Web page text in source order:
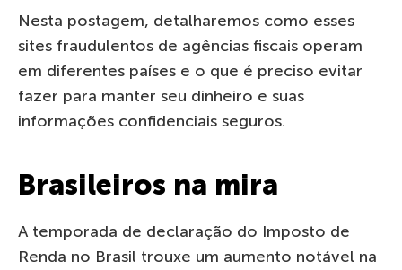
Nesta postagem, detalharemos como esses
sites fraudulentos de agências fiscais operam
em diferentes países e o que é preciso evitar
fazer para manter seu dinheiro e suas
informações confidenciais seguros.
Brasileiros na mira
A temporada de declaração do Imposto de
Renda no Brasil trouxe um aumento notável na